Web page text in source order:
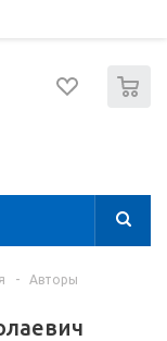
- Авторы